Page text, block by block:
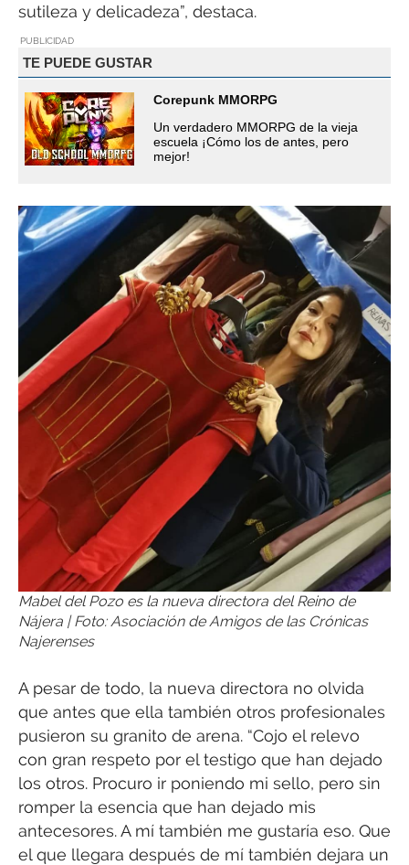
sutileza y delicadeza”, destaca.
PUBLICIDAD
TE PUEDE GUSTAR
Corepunk MMORPG
Un verdadero MMORPG de la vieja
escuela ¡Cómo los de antes, pero
mejor!
Mabel del Pozo es la nueva directora del Reino de
Nájera | Foto: Asociación de Amigos de las Crónicas
Najerenses
A pesar de todo, la nueva directora no olvida
que antes que ella también otros profesionales
pusieron su granito de arena. “Cojo el relevo
con gran respeto por el testigo que han dejado
los otros. Procuro ir poniendo mi sello, pero sin
romper la esencia que han dejado mis
antecesores. A mí también me gustaría eso. Que
el que llegara después de mí también dejara un